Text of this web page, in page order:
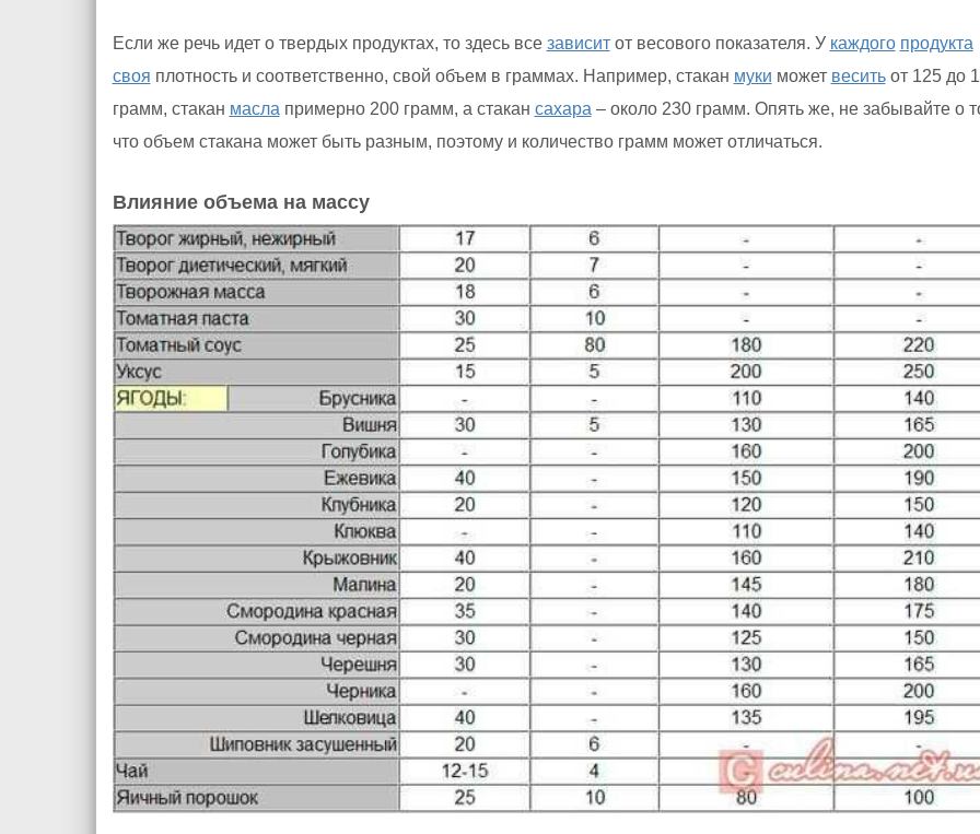
Если же речь идет о твердых продуктах, то здесь все зависитот весового показателя. У каждого продукта
своя плотность и соответственно, свой объем в граммах. Например, стакан муки может веситьот 125 до
грамм, стакан масла примерно 200 грамм, а стакан сахара – около 230 грамм. Опять же, не забывайте о
что объем стакана может быть разным, поэтому и количество грамм может отличаться.
Влияние объема на массу